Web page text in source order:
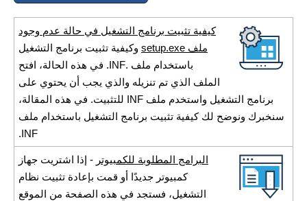
كيفية تثبيت برنامج التشغيل في حالة عدم وجود
ملف setup.exe
وكيفية تثبيت برنامج التشغيل
باستخدام ملف .INF. في هذه الحالة، افتح
الملف الذي تم تنزيله والذي يجب أن يحتوي على
برنامج التشغيل واستخدم ملف INF للتثبيت. في هذه المقالة،
سنخبرك ونوضح لك كيفية تثبيت برنامج التشغيل باستخدام ملف
INF.
البرامج المطلوبة للكمبيوتر - إذا اشتريت جهاز
كمبيوتر جديدًا أو قمت بإعادة تثبيت نظام
التشغيل، فستجد في هذه الصفحة من الموقع